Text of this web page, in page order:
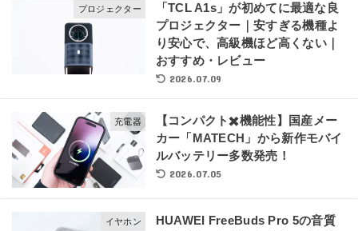
プロジェクター
「TCL A1s」が初めてに最適な良
プロジェクター｜安すぎる機種よ
り安心で、高級機ほど高くない｜
おすすめ・レビュー
2026.07.09
充電器
【コンパクト✖️機能性】国産メー
カー「MATECH」から新作モバイ
ルバッテリー多数発売！
2026.07.05
イヤホン
HUAWEI FreeBuds Pro 5の音質